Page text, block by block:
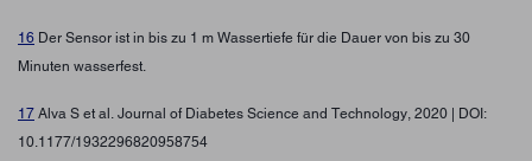
16 Der Sensor ist in bis zu 1 m Wassertiefe für die Dauer von bis zu 30
Minuten wasserfest.
17 Alva S et al. Journal of Diabetes Science and Technology, 2020 | DOI:
10.1177/1932296820958754